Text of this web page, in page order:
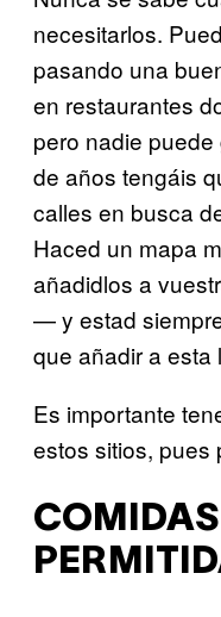
necesitarlos.
pasando una
en restaurantes
pero nadie
de años tengáis
calles en busca
Haced un mapa
añadidlos a
— y estad
que añadir a esta
Es importante
estos sitios, pues